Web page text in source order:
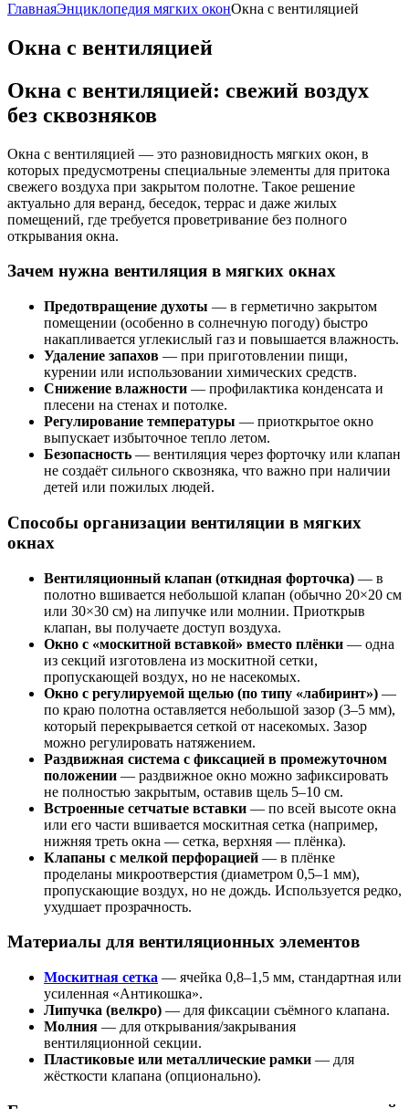
ГлавнаяЭнциклопедия мягких оконОкна с вентиляцией
Окна с вентиляцией
Окна с вентиляцией: свежий воздух
без сквозняков
Окна с вентиляцией — это разновидность мягких окон, в
которых предусмотрены специальные элементы для притока
свежего воздуха при закрытом полотне. Такое решение
актуально для веранд, беседок, террас и даже жилых
помещений, где требуется проветривание без полного
открывания окна.
Зачем нужна вентиляция в мягких окнах
Предотвращение духоты — в герметично закрытом
помещении (особенно в солнечную погоду) быстро
накапливается углекислый газ и повышается влажность.
Удаление запахов — при приготовлении пищи,
курении или использовании химических средств.
Снижение влажности — профилактика конденсата и
плесени на стенах и потолке.
Регулирование температуры — приоткрытое окно
выпускает избыточное тепло летом.
Безопасность — вентиляция через форточку или клапан
не создаёт сильного сквозняка, что важно при наличии
детей или пожилых людей.
Способы организации вентиляции в мягких
окнах
Вентиляционный клапан (откидная форточка) — в
полотно вшивается небольшой клапан (обычно 20×20 см
или 30×30 см) на липучке или молнии. Приоткрыв
клапан, вы получаете доступ воздуха.
Окно с «москитной вставкой» вместо плёнки — одна
из секций изготовлена из москитной сетки,
пропускающей воздух, но не насекомых.
Окно с регулируемой щелью (по типу «лабиринт») —
по краю полотна оставляется небольшой зазор (3–5 мм),
который перекрывается сеткой от насекомых. Зазор
можно регулировать натяжением.
Раздвижная система с фиксацией в промежуточном
положении — раздвижное окно можно зафиксировать
не полностью закрытым, оставив щель 5–10 см.
Встроенные сетчатые вставки — по всей высоте окна
или его части вшивается москитная сетка (например,
нижняя треть окна — сетка, верхняя — плёнка).
Клапаны с мелкой перфорацией — в плёнке
проделаны микроотверстия (диаметром 0,5–1 мм),
пропускающие воздух, но не дождь. Используется редко,
ухудшает прозрачность.
Материалы для вентиляционных элементов
Москитная сетка — ячейка 0,8–1,5 мм, стандартная или
усиленная «Антикошка».
Липучка (велкро) — для фиксации съёмного клапана.
Молния — для открывания/закрывания
вентиляционной секции.
Пластиковые или металлические рамки — для
жёсткости клапана (опционально).